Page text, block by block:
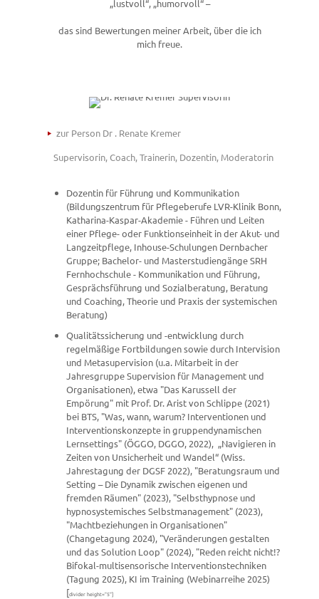
„lustvoll“, „humorvoll“ –
das sind Bewertungen meiner Arbeit, über die ich
mich freue.
zur Person Dr . Renate Kremer
Supervisorin, Coach, Trainerin, Dozentin, Moderatorin
Dozentin für Führung und Kommunikation
(Bildungszentrum für Pflegeberufe LVR-Klinik Bonn,
Katharina-Kaspar-Akademie - Führen und Leiten
einer Pflege- oder Funktionseinheit in der Akut- und
Langzeitpflege, Inhouse-Schulungen Dernbacher
Gruppe; Bachelor- und Masterstudiengänge SRH
Fernhochschule - Kommunikation und Führung,
Gesprächsführung und Sozialberatung, Beratung
und Coaching, Theorie und Praxis der systemischen
Beratung)
Qualitätssicherung und -entwicklung durch
regelmäßige Fortbildungen sowie durch Intervision
und Metasupervision (u.a. Mitarbeit in der
Jahresgruppe Supervision für Management und
Organisationen), etwa "Das Karussell der
Empörung" mit Prof. Dr. Arist von Schlippe (2021)
bei BTS, "Was, wann, warum? Interventionen und
Interventionskonzepte in gruppendynamischen
Lernsettings" (ÖGGO, DGGO, 2022), „Navigieren in
Zeiten von Unsicherheit und Wandel“ (Wiss.
Jahrestagung der DGSF 2022), "Beratungsraum und
Setting – Die Dynamik zwischen eigenen und
fremden Räumen" (2023), "Selbsthypnose und
hypnosystemisches Selbstmanagement" (2023),
"Machtbeziehungen in Organisationen"
(Changetagung 2024), "Veränderungen gestalten
und das Solution Loop" (2024), "Reden reicht nicht!?
Bifokal-multisensorische Interventionstechniken
(Tagung 2025), KI im Training (Webinarreihe 2025)
[divider height="5"]